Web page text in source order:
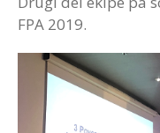
FPA 2019.